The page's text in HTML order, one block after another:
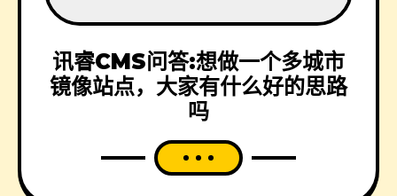
讯睿CMS问答:想做一个多城市
镜像站点，大家有什么好的思路
吗